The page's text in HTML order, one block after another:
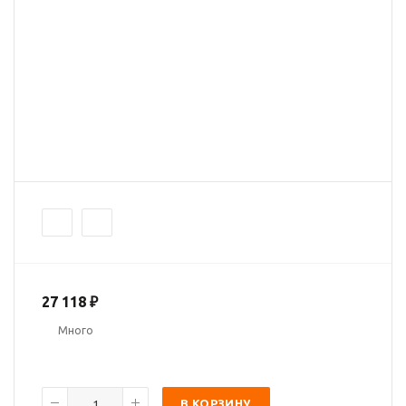
27 118 ₽
Много
В КОРЗИНУ